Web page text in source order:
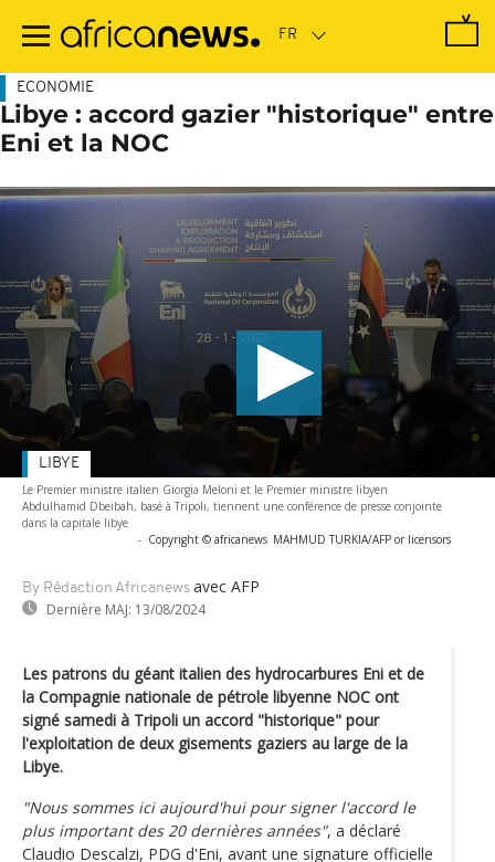
contenu
ECONOMIE
Libye : accord gazier "historique" entre
Eni et la NOC
Le Premier ministre italien Giorgia Meloni et le Premier ministre libyen
Abdulhamid Dbeibah, basé à Tripoli, tiennent une conférence de presse conjointe
dans la capitale libye
- Copyright © africanews MAHMUD TURKIA/AFP or licensors
By Rédaction Africanews avec AFP
Dernière MAJ: 13/08/2024
LIBYE
Les patrons du géant italien des hydrocarbures Eni et de
la Compagnie nationale de pétrole libyenne NOC ont
signé samedi à Tripoli un accord "historique" pour
l'exploitation de deux gisements gaziers au large de la
Libye.
"Nous sommes ici aujourd'hui pour signer l'accord le
plus important des 20 dernières années", a déclaré
Claudio Descalzi, PDG d'Eni, avant une signature officielle